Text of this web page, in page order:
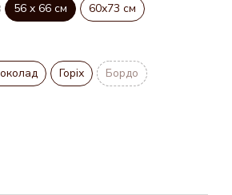
56 x 66 см 60х73 см
Горіх
Бордо